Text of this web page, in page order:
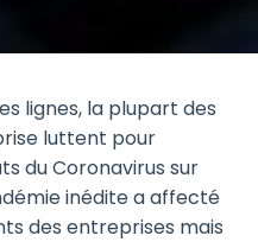
lignes, la plupart des
luttent pour
du Coronavirus sur
inédite a affecté
des entreprises mais